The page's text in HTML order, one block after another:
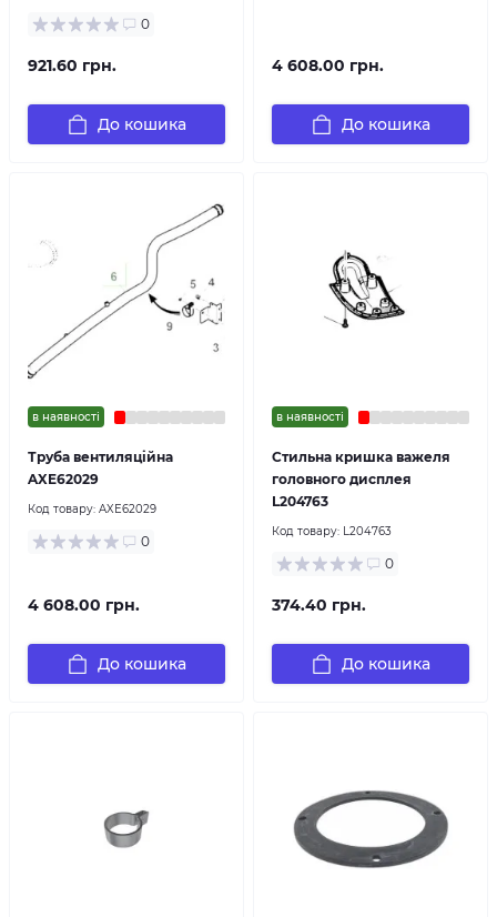
0
921.60 грн.
До кошика
4 608.00 грн.
До кошика
в наявності
Труба вентиляційна
AXE62029
Код товару: AXE62029
0
4 608.00 грн.
До кошика
в наявності
Стильна кришка важеля
головного дисплея
L204763
Код товару: L204763
0
374.40 грн.
До кошика